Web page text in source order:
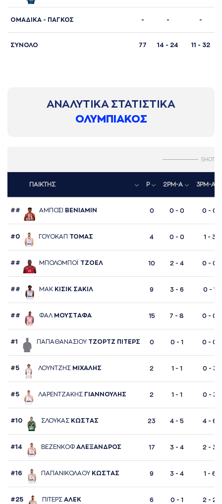
ΟΜΑΔΙΚΑ - ΠΑΓΚΟΣ - - -
ΣΥΝΟΛΟ 77 14 - 24 11 - 32
ΑΝΑΛΥΤΙΚΑ ΣΤΑΤΙΣΤΙΚΑ
ΟΛΥΜΠΙΑΚΟΣ
SHOTS
ΠΑΙΚΤΗΣ P 2PM-A 3PM-A
## AΜΠΟΣΙ ΒΕΝΙAΜΙΝ 0 0 - 0 0 - 0
#0 ΓΟΥΟΚAΠ ΤΟΜAΣ 4 0 - 0 1 - 3
## ΜΠΟΛΟΜΠΟΪ ΤΖΟΕΛ 10 2 - 4 0 - 0
## ΜAΚ ΚΙΣΙΚ ΣAΚΙΛ 9 3 - 6 0 - 1
## ΦAΛ ΜΟΥΣΤAΦA 15 7 - 8 0 - 0
#1 ΠAΠAΘAΝAΣΙΟΥ ΤΖΟΡΤΖ ΠΙΤΕΡΣ 0 0 - 1 0 - 0
#5 ΛΟΥΝΤΖΗΣ ΜΙΧAΛΗΣ 2 1 - 1 0 - 3
#5 ΛAΡΕΝΤΖAΚΗΣ ΓΙAΝΝΟΥΛΗΣ 2 1 - 1 0 - 3
#10 ΣΛΟΥΚAΣ ΚΩΣΤAΣ 23 4 - 5 4 - 6
#14 ΒΕΖΕΝΚΟΦ AΛΕΞAΝΔΡΟΣ 17 3 - 4 2 - 3
#16 ΠAΠAΝΙΚΟΛAΟΥ ΚΩΣΤAΣ 9 3 - 4 1 - 6
#25 ΠΙΤΕΡΣ AΛΕΚ 6 0 - 1 2 - 2